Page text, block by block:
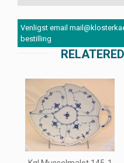
Venligst email
bestilling